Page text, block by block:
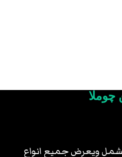
چوملا
ويعرض جميع انواع